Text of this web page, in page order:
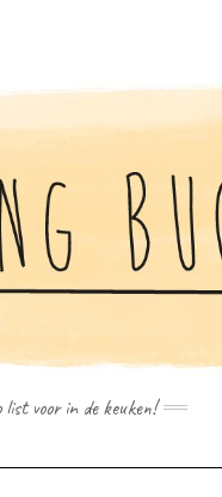
voor in de keuken!